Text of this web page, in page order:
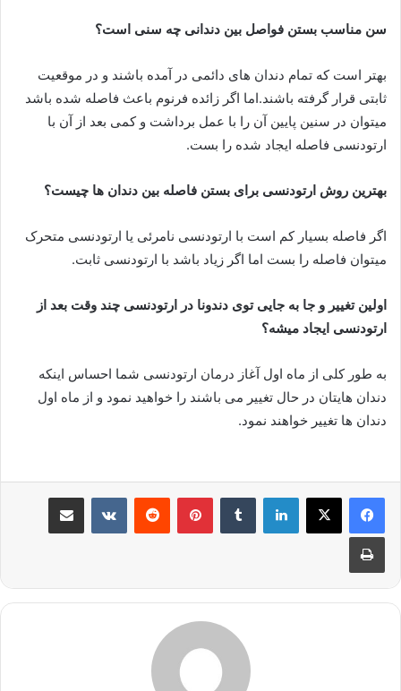
سن مناسب بستن فواصل بین دندانی چه سنی است؟
بهتر است که تمام دندان های دائمی در آمده باشند و در موقعیت
ثابتی قرار گرفته باشند.اما اگر زائده فرنوم باعث فاصله شده باشد
میتوان در سنین پایین آن را با عمل برداشت و کمی بعد از آن با
ارتودنسی فاصله ایجاد شده را بست.
بهترین روش ارتودنسی برای بستن فاصله بین دندان ها چیست؟
اگر فاصله بسیار کم است با ارتودنسی نامرئی یا ارتودنسی متحرک
میتوان فاصله را بست اما اگر زیاد باشد با ارتودنسی ثابت.
اولین تغییر و جا به جایی توی دندونا در ارتودنسی چند وقت بعد از
ارتودنسی ایجاد میشه؟
به طور کلی از ماه اول آغاز درمان ارتودنسی شما احساس اینکه
دندان هایتان در حال تغییر می باشند را خواهید نمود و از ماه اول
دندان ها تغییر خواهند نمود.
لینکدین ‫تامبلر پینترست‫رددیت ‫VKontakteاشتراک گذاری از طریق ایمیل
چاپ